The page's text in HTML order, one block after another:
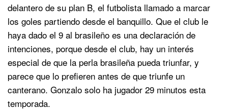
delantero de su plan B, el futbolista llamado a marcar
los goles partiendo desde el banquillo. Que el club le
haya dado el 9 al brasileño es una declaración de
intenciones, porque desde el club, hay un interés
especial de que la perla brasileña pueda triunfar, y
parece que lo prefieren antes de que triunfe un
canterano. Gonzalo solo ha jugador 29 minutos esta
temporada.